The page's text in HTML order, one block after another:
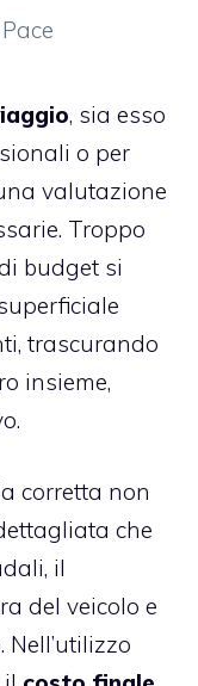
, sia esso
o per
valutazione
Troppo
budget si
trascurando
insieme,
corretta non
che
il
del veicolo e